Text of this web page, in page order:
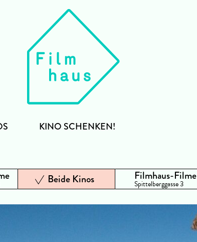
KINO SCHENKEN!
Beide Kinos Filmhaus-Filme
Spittelberggasse 3